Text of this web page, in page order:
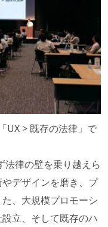
UX > 既存の法律」で
法律の壁を乗り越えら
デザインを磨き、プ
、大規模プロモーシ
立、そして既存のハ